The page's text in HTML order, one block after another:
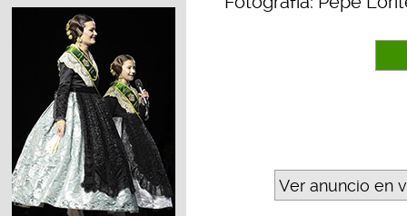
Ver anuncio en